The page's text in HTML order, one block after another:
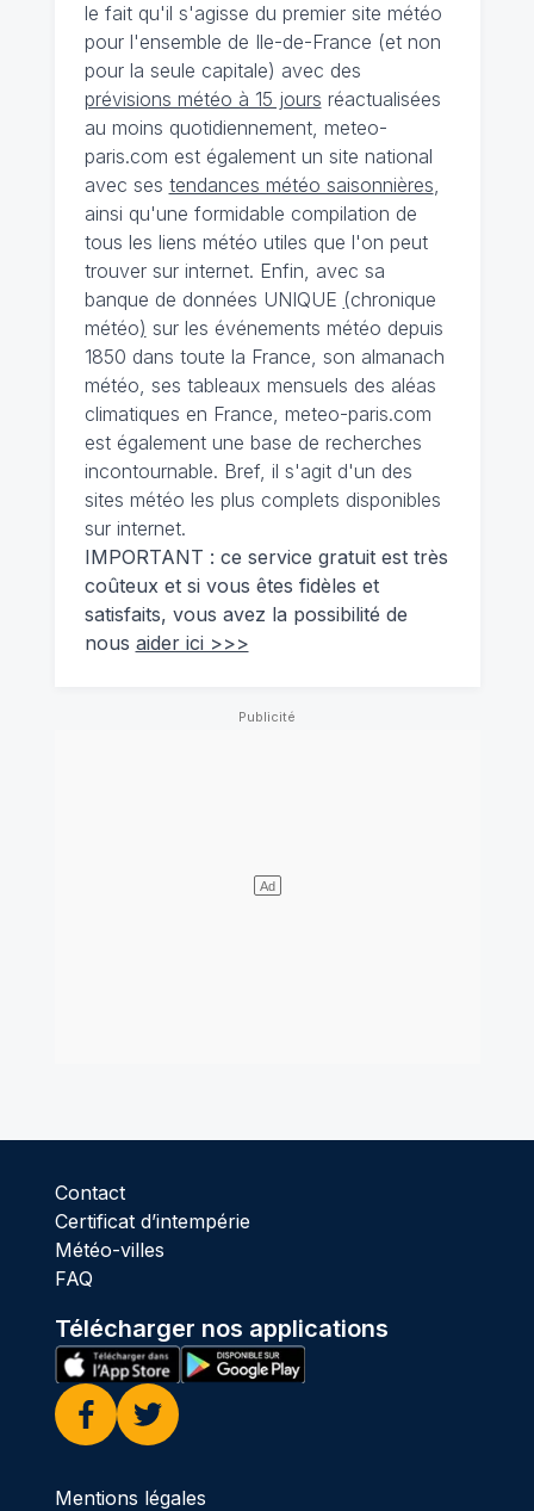
le fait qu'il s'agisse du premier site météo
pour l'ensemble de Ile-de-France (et non
pour la seule capitale) avec des
prévisions météo à 15 jours réactualisées
au moins quotidiennement, meteo-
paris.com est également un site national
avec ses tendances météo saisonnières,
ainsi qu'une formidable compilation de
tous les liens météo utiles que l'on peut
trouver sur internet. Enfin, avec sa
banque de données UNIQUE (chronique
météo) sur les événements météo depuis
1850 dans toute la France, son almanach
météo, ses tableaux mensuels des aléas
climatiques en France, meteo-paris.com
est également une base de recherches
incontournable. Bref, il s'agit d'un des
sites météo les plus complets disponibles
sur internet.
IMPORTANT : ce service gratuit est très
coûteux et si vous êtes fidèles et
satisfaits, vous avez la possibilité de
nous aider ici >>>
Contact
Certificat d’intempérie
Météo-villes
FAQ
Télécharger nos applications
Facebook
Twitter
Mentions légales